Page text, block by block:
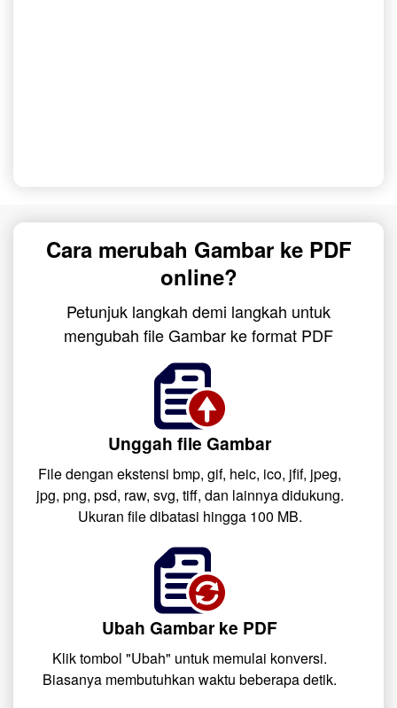
Cara merubah Gambar ke PDF
online?
Petunjuk langkah demi langkah untuk
mengubah file Gambar ke format PDF
Unggah file Gambar
File dengan ekstensi bmp, gif, heic, ico, jfif, jpeg,
jpg, png, psd, raw, svg, tiff, dan lainnya didukung.
Ukuran file dibatasi hingga 100 MB.
Ubah Gambar ke PDF
Klik tombol "Ubah" untuk memulai konversi.
Biasanya membutuhkan waktu beberapa detik.